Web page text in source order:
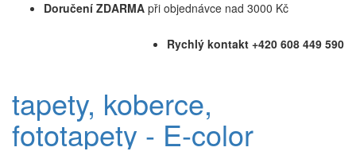
Doručení ZDARMA při objednávce nad 3000 Kč
Rychlý kontakt +420 608 449 590
tapety, koberce,
fototapety - E-color